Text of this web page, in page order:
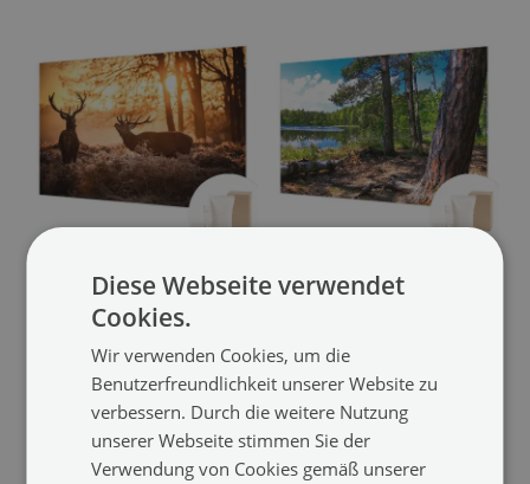
mit dem Motiv „Rehe am
Morgen“(#ffn-00005725)
17.99 €
mit einer Waldlandschaft
Größe von:
Diese Webseite verwendet
Cookies.
Wir verwenden Cookies, um die
Benutzerfreundlichkeit unserer Website zu
verbessern. Durch die weitere Nutzung
unserer Webseite stimmen Sie der
Verwendung von Cookies gemäß unserer